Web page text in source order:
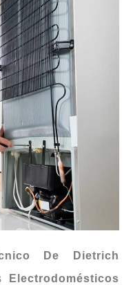
De Dietrich
Electrodomésticos